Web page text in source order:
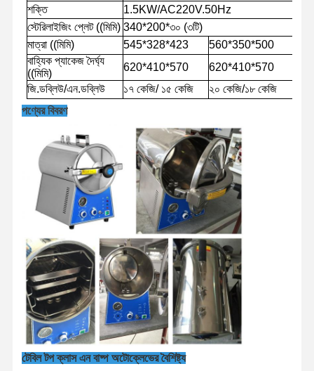
শক্তি
1.5KW/AC220V.50Hz
স্টেরিলাইজিং প্লেট ((মিমি) 340*200*৩০ (৩টি)
মাত্রা ((মিমি)
545*328*423 560*350*500
বাহ্যিক প্যাকেজ দৈর্ঘ্য
((মিমি)
620*410*570 620*410*570
জি.ডব্লিউ/এন.ডব্লিউ
১৭ কেজি/ ১৫ কেজি
২০ কেজি/১৮ কেজি
পণ্যের বিবরণ
টেবিল টপ ক্লাস এন বাষ্প অটোক্লেভের বৈশিষ্ট্য